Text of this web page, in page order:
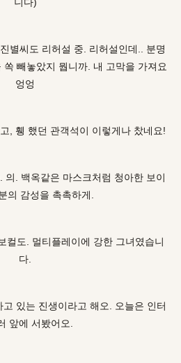
별씨도 리허설 중. 리허설인데.. 분명
빼놓았지 뭡니까. 내 고막을 가져요
엉엉
, 휑 했던 관객석이 이렇게나 찼네요!
. 백옥같은 마스크처럼 청아한 보이
의 감성을 촉촉하게.
컬도. 멀티플레이에 강한 그녀였습니
다.
고 있는 진생이라고 해오. 오늘은 인터
앞에 서봤어오.